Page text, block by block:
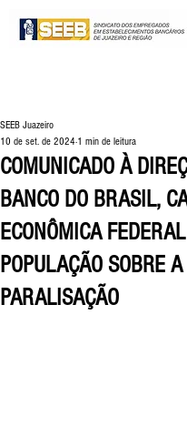
COMUNICADO À
BANCO DO BRASIL,
ECONÔMICA
POPULAÇÃO SOBRE A
PARALISAÇÃO
SEEB Juazeiro
10 de set. de 2024 1 min de leitura